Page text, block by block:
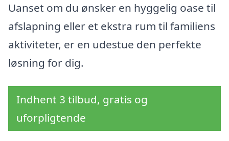
Uanset om du ønsker en hyggelig oase til
afslapning eller et ekstra rum til familiens
aktiviteter, er en udestue den perfekte
løsning for dig.
Indhent 3 tilbud, gratis og
uforpligtende